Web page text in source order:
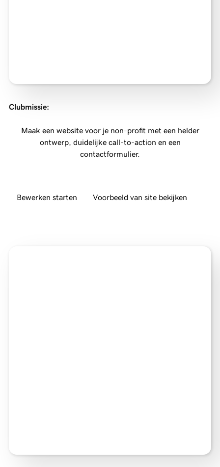
Clubmissie:
Maak een website voor je non-profit met een helder
ontwerp, duidelijke call-to-action en een
contactformulier.
Bewerken starten Voorbeeld van site bekijken